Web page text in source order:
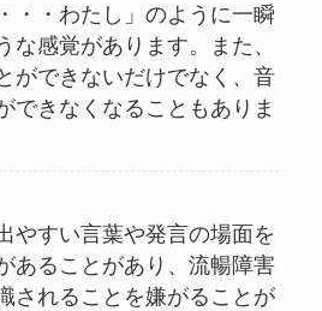
・・わたし」のように一瞬
な感覚があります。また、
ができないだけでなく、音
できなくなることもありま
やすい言葉や発言の場面を
あることがあり、流暢障害
されることを嫌がることが